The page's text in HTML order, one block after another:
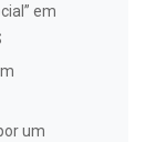
em
um